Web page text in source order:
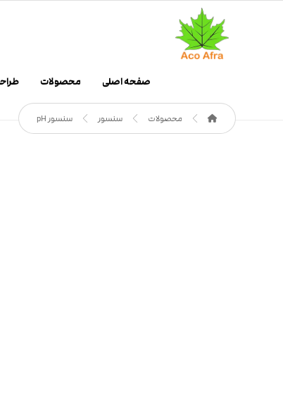
صفحه اصلی محصولات
محصولات سنسور سنسور pH